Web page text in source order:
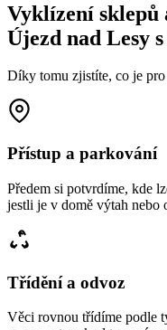
Vyklízení sklepů
Újezd nad Lesy
Díky tomu zjistíte, co je
Přístup a parkování
Předem si potvrdíme, kde
jestli je v domě výtah nebo
Třídění a odvoz
Věci rovnou třídíme podle